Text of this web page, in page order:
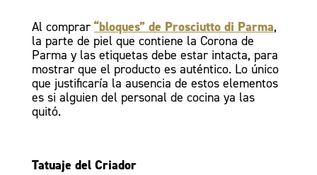
Al comprar “bloques” de Prosciutto di Parma,
la parte de piel que contiene la Corona de
Parma y las etiquetas debe estar intacta, para
mostrar que el producto es auténtico. Lo único
que justificaría la ausencia de estos elementos
es si alguien del personal de cocina ya las
quitó.
Tatuaje del Criador